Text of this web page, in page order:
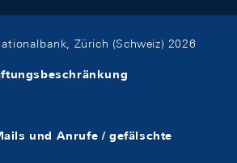
Zürich (Schweiz) 2026
und Anrufe / gefälschte